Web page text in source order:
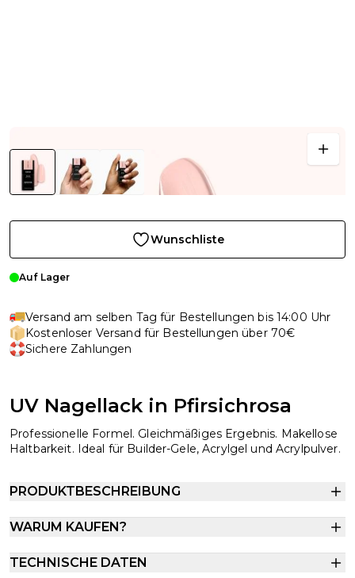
Wunschliste
Auf Lager
Versand am selben Tag für Bestellungen bis 14:00 Uhr
Kostenloser Versand für Bestellungen über 70€
Sichere Zahlungen
UV Nagellack in Pfirsichrosa
Professionelle Formel. Gleichmäßiges Ergebnis. Makellose
Haltbarkeit. Ideal für Builder-Gele, Acrylgel und Acrylpulver.
PRODUKTBESCHREIBUNG
WARUM KAUFEN?
TECHNISCHE DATEN